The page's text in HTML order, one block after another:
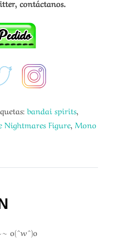
contáctanos.
bandai spirits,
Nightmares Figure, Mono
o(^w^)o